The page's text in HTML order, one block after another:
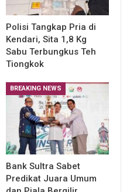
Polisi Tangkap Pria di
Kendari, Sita 1,8 Kg
Sabu Terbungkus Teh
Tiongkok
BREAKING NEWS
Bank Sultra Sabet
Predikat Juara Umum